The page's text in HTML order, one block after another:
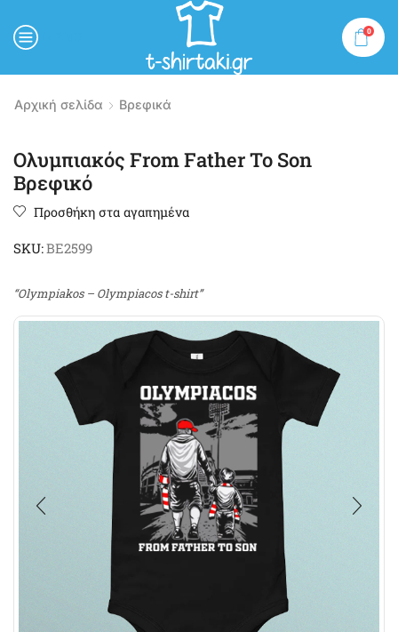
0
Αρχική σελίδα Βρεφικά
Ολυμπιακός From Father To Son
Βρεφικό
Προσθήκη στα αγαπημένα
SKU:BE2599
“Olympiakos – Olympiacos t-shirt”